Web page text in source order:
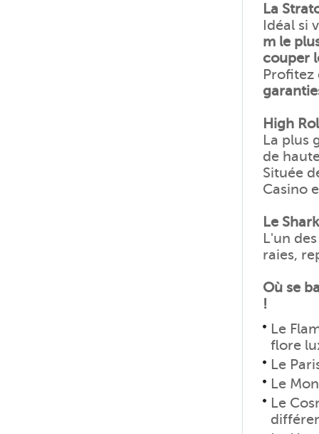
La
Idéal si
m le
couper
High
La plus
de
Située
Casino
Le
L'un
raies,
Où se
!
Le
flore
Le
Le
Le